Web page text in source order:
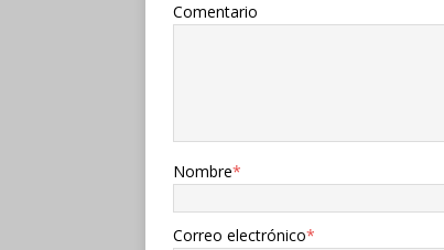
Comentario
Nombre*
Correo electrónico*